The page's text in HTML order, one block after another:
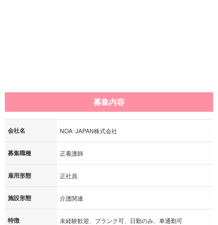
募集内容
会社名 NOA･JAPAN株式会社
募集職種 正看護師
雇用形態 正社員
施設形態 介護関連
特徴 未経験歓迎、ブランク可、日勤のみ、車通勤可